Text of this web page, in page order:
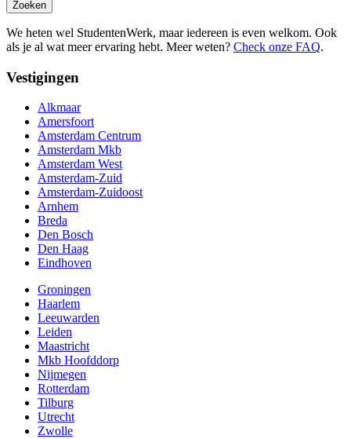
Zoeken
We heten wel StudentenWerk, maar iedereen is even welkom. Ook
als je al wat meer ervaring hebt. Meer weten? Check onze FAQ.
Vestigingen
Alkmaar
Amersfoort
Amsterdam Centrum
Amsterdam Mkb
Amsterdam West
Amsterdam-Zuid
Amsterdam-Zuidoost
Arnhem
Breda
Den Bosch
Den Haag
Eindhoven
Groningen
Haarlem
Leeuwarden
Leiden
Maastricht
Mkb Hoofddorp
Nijmegen
Rotterdam
Tilburg
Utrecht
Zwolle